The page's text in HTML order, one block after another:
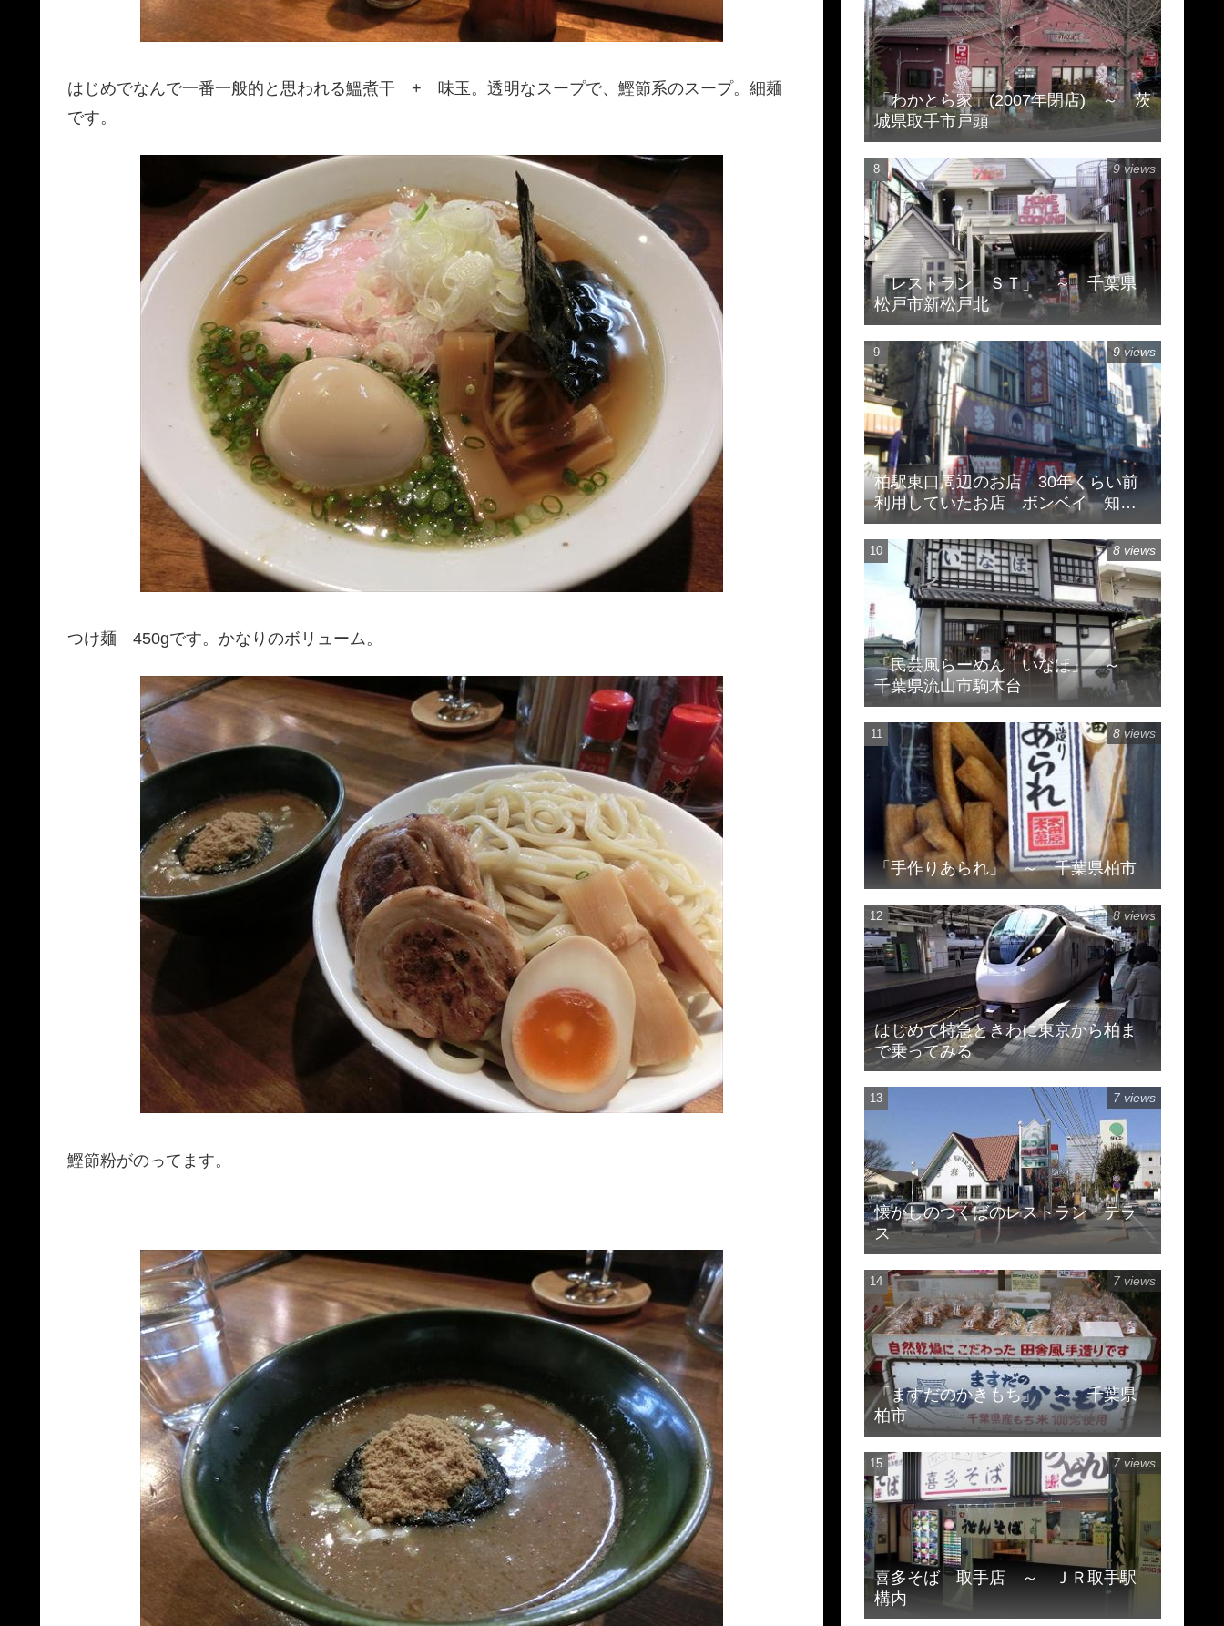
はじめでなんで一番一般的と思われる鰮煮干 + 味玉。透明なスープで、鰹節系のスープ。細麺
です。
つけ麺 450gです。かなりのボリューム。
鰹節粉がのってます。
「わかとら家」(2007年閉店) ～ 茨
城県取手市戸頭
「レストラン ＳＴ」 ～ 千葉県
松戸市新松戸北
9 views
柏駅東口周辺のお店 30年くらい前
利用していたお店 ボンベイ 知味
斎 珍来
9 views
「民芸風らーめん いなほ」 ～
千葉県流山市駒木台
8 views
「手作りあられ」 ～ 千葉県柏市
8 views
はじめて特急ときわに東京から柏ま
で乗ってみる
8 views
懐かしのつくばのレストラン テラ
ス
7 views
「ますだのかきもち」 ～ 千葉県
柏市
7 views
喜多そば 取手店 ～ ＪＲ取手駅
構内
7 views